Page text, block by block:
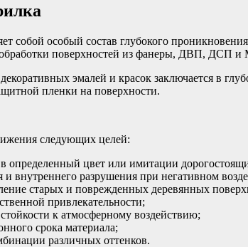
собой особый состав глубокого
обработки поверхностей из фанеры, ДВП, ДСП
эмалей и красок заключается в
пленки на поверхности.
следующих целей:
определенный цвет или имитации
и внутреннего разрушения при негативном
старых и поврежденных деревянных
привлекательности;
к атмосферному воздействию;
срока материала;
различных оттенков.